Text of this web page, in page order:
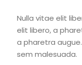
Nulla vitae elit
elit libero, a
a pharetra
sem malesuada.